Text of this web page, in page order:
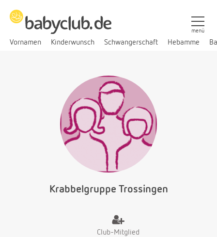
Vornamen Kinderwunsch Schwangerschaft Hebamme
menü
Krabbelgruppe Trossingen
Club-Mitglied